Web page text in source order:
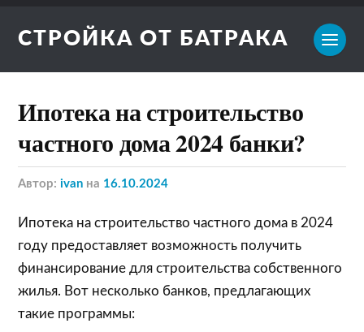
СТРОЙКА ОТ БАТРАКА
Ипотека на строительство
частного дома 2024 банки?
Автор:ivan на 16.10.2024
Ипотека на строительство частного дома в 2024
году предоставляет возможность получить
финансирование для строительства собственного
жилья. Вот несколько банков, предлагающих
такие программы: